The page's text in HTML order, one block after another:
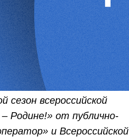
всероссийской
Родине!» от публично-
и Всероссийской